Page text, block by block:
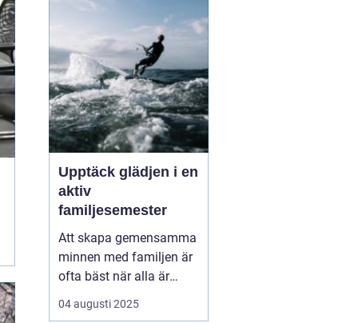
Upptäck glädjen i en
aktiv
familjesemester
Att skapa gemensamma
minnen med familjen är
ofta bäst när alla är
engagerade i aktiviteter
som både utmanar och
04 augusti 2025